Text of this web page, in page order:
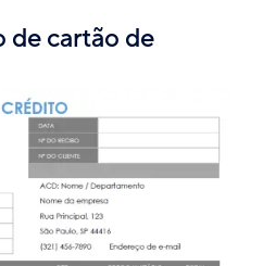
de cartão de